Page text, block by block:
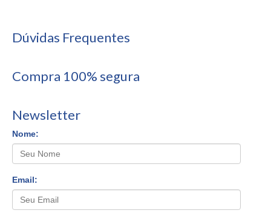
Dúvidas Frequentes
Compra 100% segura
Newsletter
Nome:
Email: